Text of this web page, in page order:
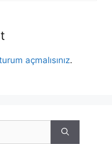
açmalısınız.